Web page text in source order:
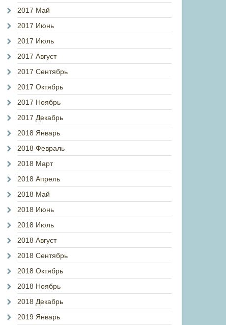
2017 Май
2017 Июнь
2017 Июль
2017 Август
2017 Сентябрь
2017 Октябрь
2017 Ноябрь
2017 Декабрь
2018 Январь
2018 Февраль
2018 Март
2018 Апрель
2018 Май
2018 Июнь
2018 Июль
2018 Август
2018 Сентябрь
2018 Октябрь
2018 Ноябрь
2018 Декабрь
2019 Январь